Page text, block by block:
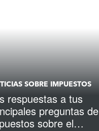
SOBRE IMPUESTOS
respuestas a tus
preguntas de
sobre el